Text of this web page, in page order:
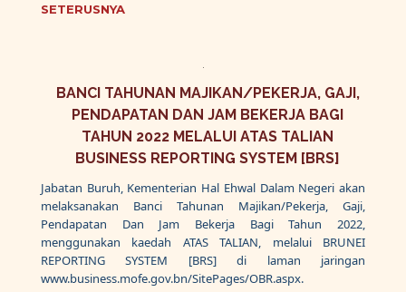
SETERUSNYA
BANCI TAHUNAN MAJIKAN/PEKERJA, GAJI,
PENDAPATAN DAN JAM BEKERJA BAGI
TAHUN 2022 MELALUI ATAS TALIAN
BUSINESS REPORTING SYSTEM [BRS]
Jabatan Buruh, Kementerian Hal Ehwal Dalam Negeri akan
melaksanakan Banci Tahunan Majikan/Pekerja, Gaji,
Pendapatan Dan Jam Bekerja Bagi Tahun 2022,
menggunakan kaedah ATAS TALIAN, melalui BRUNEI
REPORTING SYSTEM [BRS] di laman jaringan
www.business.mofe.gov.bn/SitePages/OBR.aspx.